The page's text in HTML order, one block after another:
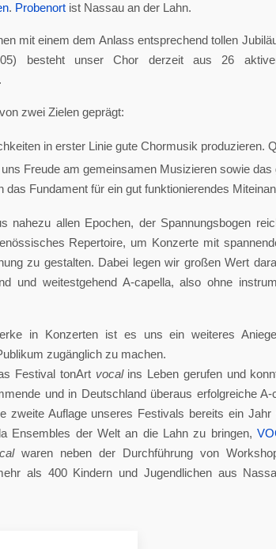
. Probenort ist Nassau an der Lahn.
mit einem dem Anlass entsprechend tollen
besteht unser Chor derzeit aus 26
zwei Zielen geprägt:
in erster Linie gute Chormusik produzieren.
Freude am gemeinsamen Musizieren sowie
das Fundament für ein gut funktionierendes
nahezu allen Epochen, der Spannungsbogen
Repertoire, um Konzerte mit
zu gestalten. Dabei legen wir großen Wert
und weitestgehend A-capella, also ohne
in Konzerten ist es uns ein weiteres
zugänglich zu machen.
Festival tonArt vocal ins Leben gerufen und
und in Deutschland überaus erfolgreiche A-
zweite Auflage unseres Festivals bereits ein Jahr
Ensembles der Welt an die Lahn zu bringen,
waren neben der Durchführung von
als 400 Kindern und Jugendlichen aus